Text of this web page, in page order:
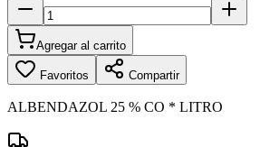
Agregar al carrito
Favoritos Compartir
ALBENDAZOL 25 % CO * LITRO